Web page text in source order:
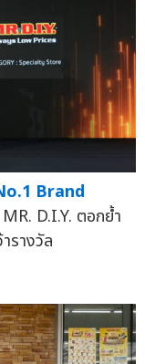
Brand
D.I.Y. ตอกย้ำ
รางวัล